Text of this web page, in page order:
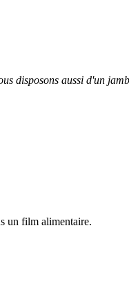
disposons aussi d'un
un film alimentaire.